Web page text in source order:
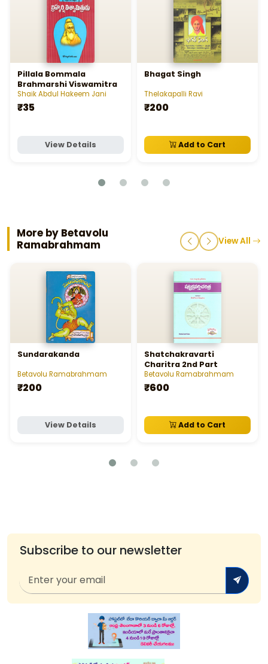
Pillala Bommala
Brahmarshi Viswamitra
Shaik Abdul Hakeem Jani
₹35
View Details
Bhagat Singh
Thelakapalli Ravi
₹200
Add to Cart
More by Betavolu
Ramabrahmam
View All
Sundarakanda
Betavolu Ramabrahmam
₹200
View Details
Shatchakravarti
Charitra 2nd Part
Betavolu Ramabrahmam
₹600
Add to Cart
Subscribe to our newsletter